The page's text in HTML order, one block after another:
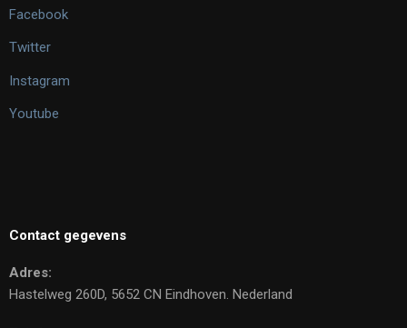
Facebook
Twitter
Instagram
Youtube
Contact gegevens
Adres:
Hastelweg 260D, 5652 CN Eindhoven. Nederland